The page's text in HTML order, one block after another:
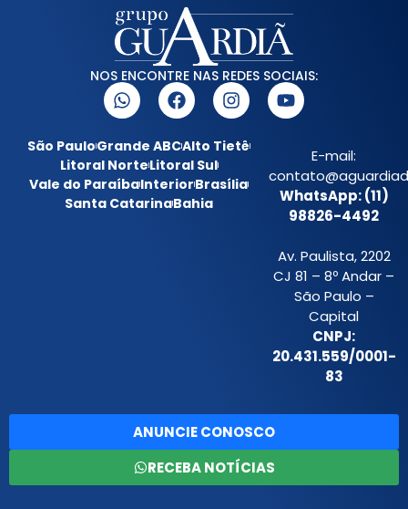
NOS ENCONTRE NAS REDES SOCIAIS:
São PauloGrande ABCAlto Tietê
Litoral NorteLitoral Sul
Vale do ParaíbaInteriorBrasília
Santa CatarinaBahia
E-mail:
WhatsApp: (11)
98826-4492
Av. Paulista, 2202
CJ 81 – 8º Andar –
São Paulo –
Capital
CNPJ:
20.431.559/0001-
83
ANUNCIE CONOSCO
RECEBA NOTÍCIAS